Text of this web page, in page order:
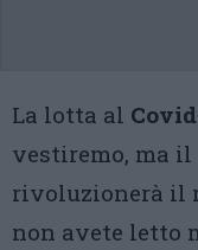
La lotta al
vestiremo, ma il
rivoluzionerà il
non avete letto